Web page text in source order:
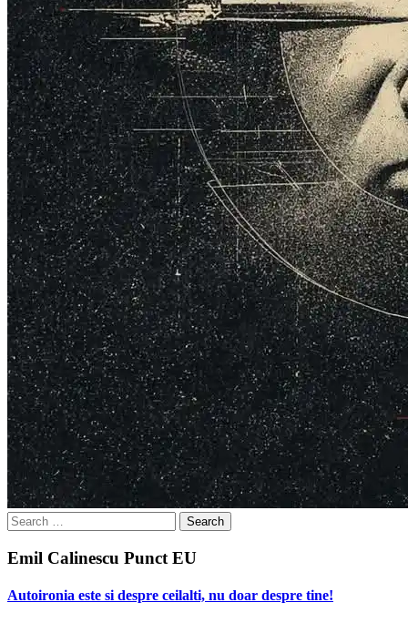
Search
for:
Emil Calinescu Punct EU
Autoironia este si despre ceilalti, nu doar despre tine!